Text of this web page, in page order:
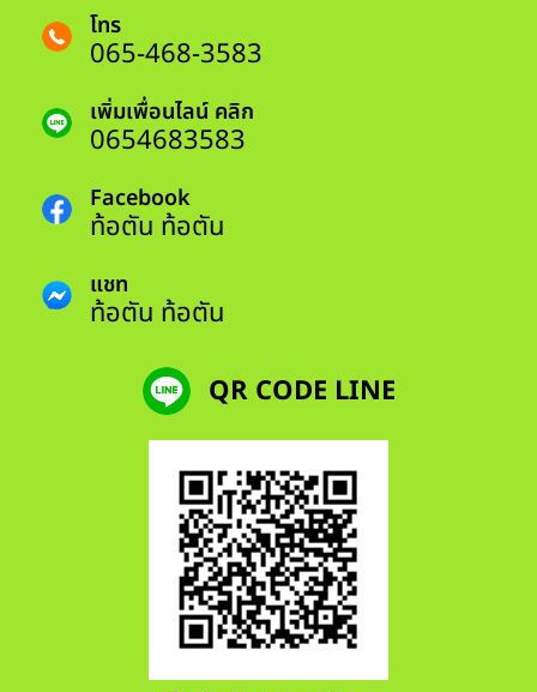
โทร
065-468-3583
เพิ่มเพื่อนไลน์ คลิก
0654683583
Facebook
ท้อตัน ท้อตัน
แชท
ท้อตัน ท้อตัน
QR CODE LINE